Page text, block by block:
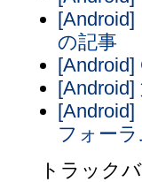
の記事
[Android]
フォーラ
トラック